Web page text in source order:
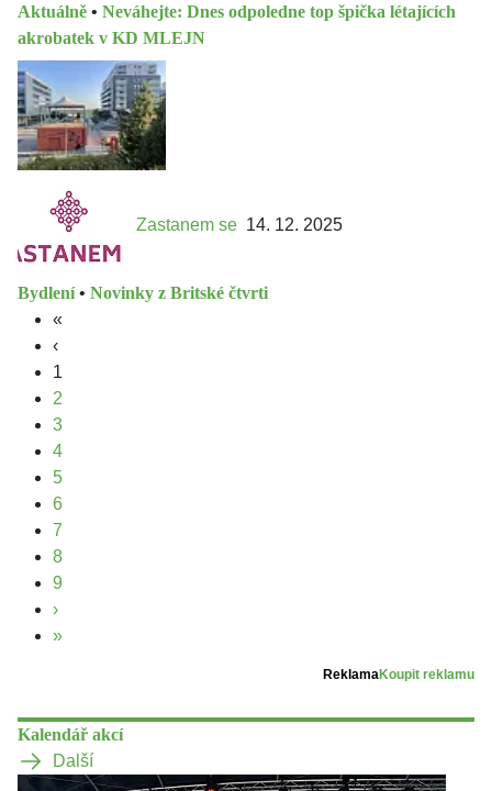
Aktuálně • Neváhejte: Dnes odpoledne top špička létajících
akrobatek v KD MLEJN
Zastanem se 14. 12. 2025
Bydlení • Novinky z Britské čtvrti
«
‹
1
2
3
4
5
6
7
8
9
›
»
ReklamaKoupit reklamu
Kalendář akcí
Další